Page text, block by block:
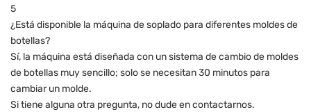
5
¿Está disponible la máquina de soplado para diferentes moldes de
botellas?
Sí, la máquina está diseñada con un sistema de cambio de moldes
de botellas muy sencillo; solo se necesitan 30 minutos para
cambiar un molde.
Si tiene alguna otra pregunta, no dude en contactarnos.